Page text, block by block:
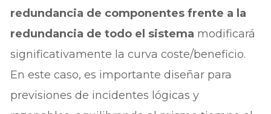
redundancia de componentes frente a la
redundancia de todo el sistema modificará
significativamente la curva coste/beneficio.
En este caso, es importante diseñar para
previsiones de incidentes lógicas y